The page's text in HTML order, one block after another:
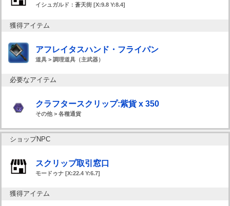
イシュガルド：蒼天街 [X:9.8 Y:8.4]
獲得アイテム
アフレイタスハンド・フライパン
道具 > 調理道具（主武器）
必要なアイテム
クラフタースクリップ:紫貨 x 350
その他 > 各種通貨
ショップNPC
スクリップ取引窓口
モードゥナ [X:22.4 Y:6.7]
獲得アイテム